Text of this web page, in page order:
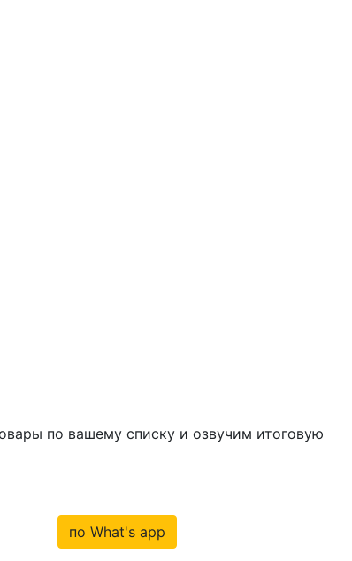
по вашему списку и озвучим итоговую
по What's app